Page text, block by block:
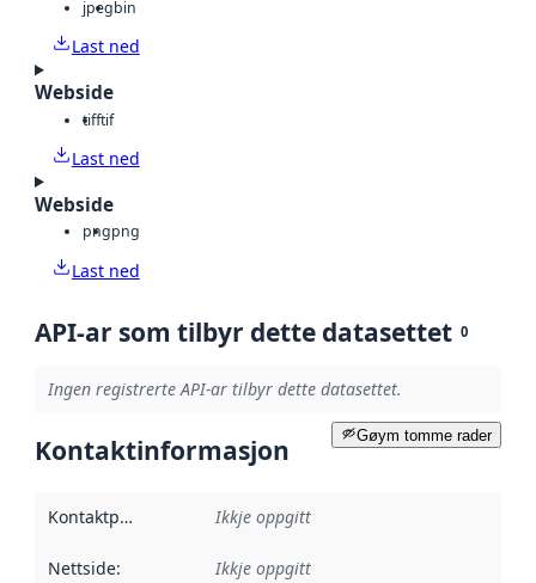
jpegbin
Last ned
Webside
tifftif
Last ned
Webside
pngpng
Last ned
API-ar som tilbyr dette datasettet 0
Ingen registrerte API-ar tilbyr dette datasettet.
Gøym tomme rader
Kontaktinformasjon
Kontaktpunkt Ikkje oppgitt
Nettside: Ikkje oppgitt